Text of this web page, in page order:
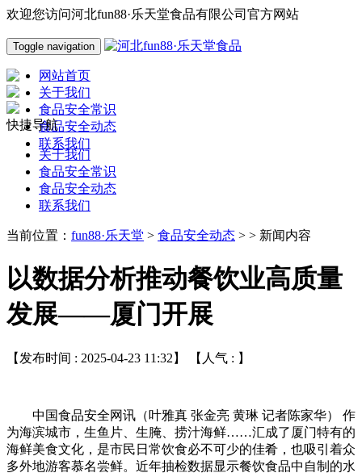
欢迎您访问河北fun88·乐天堂食品有限公司官方网站
Toggle navigation
网站首页
关于我们
食品安全常识
食品安全动态
联系我们
快捷导航
关于我们
食品安全常识
食品安全动态
联系我们
当前位置： fun88·乐天堂 > 食品安全动态 > > 新闻内容
以数据分析推动餐饮业高质量
发展——厦门开展
【发布时间 : 2025-04-23 11:32】 【人气 : 】
中国食品安全网讯（叶雅真 张金亮 黄琳 记者陈家华） 作
为海滨城市，生鱼片、生腌、捞汁海鲜……汇成了厦门特有的
海鲜美食文化，是市民日常饮食必不可少的佳肴，也吸引着众
多外地游客慕名尝鲜。近年抽检数据显示餐饮食品中自制的水